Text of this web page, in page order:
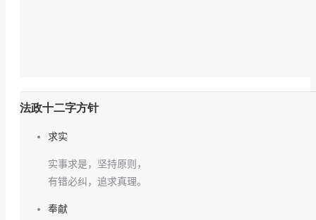
法政十二字方针
求实
实事求是，坚持原则，
有错必纠，追求真理。
奉献